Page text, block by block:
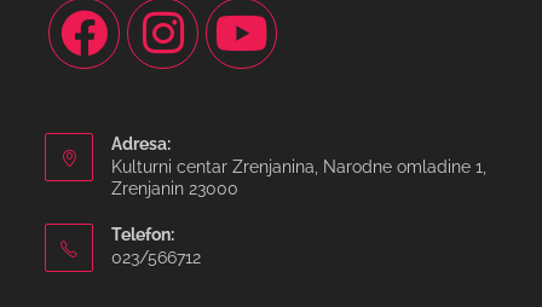
Adresa:
Kulturni centar Zrenjanina, Narodne omladine 1,
Zrenjanin 23000
Telefon:
023/566712